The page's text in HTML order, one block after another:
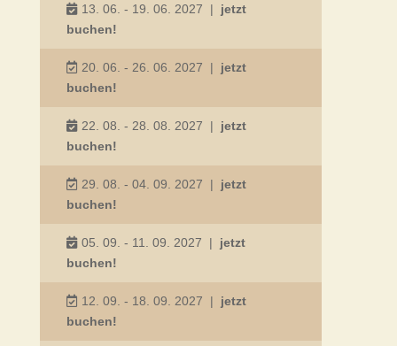
13. 06. - 19. 06. 2027 | jetzt
buchen!
20. 06. - 26. 06. 2027 | jetzt
buchen!
22. 08. - 28. 08. 2027 | jetzt
buchen!
29. 08. - 04. 09. 2027 | jetzt
buchen!
05. 09. - 11. 09. 2027 | jetzt
buchen!
12. 09. - 18. 09. 2027 | jetzt
buchen!